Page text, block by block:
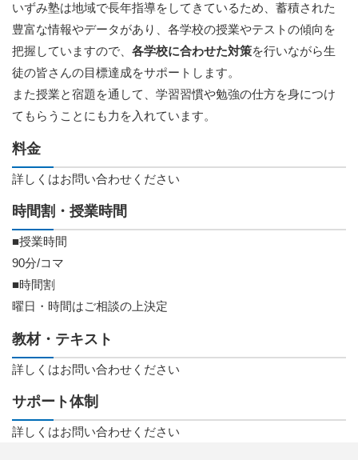
いずみ塾は地域で長年指導をしてきているため、蓄積された
豊富な情報やデータがあり、各学校の授業やテストの傾向を
把握していますので、 各学校に合わせた対策を行いながら生
徒の皆さんの目標達成をサポートします。
また授業と宿題を通して、学習習慣や勉強の仕方を身につけ
てもらうことにも力を入れています。
料金
詳しくはお問い合わせください
時間割・授業時間
■授業時間
90分/コマ
■時間割
曜日・時間はご相談の上決定
教材・テキスト
詳しくはお問い合わせください
サポート体制
詳しくはお問い合わせください